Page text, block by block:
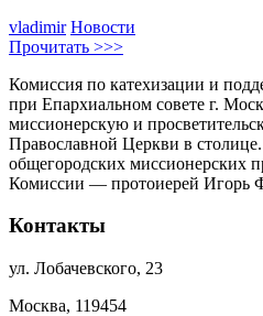
vladimir Новости
Прочитать >>>
Комиссия по катехизации и
при Епархиальном совете г.
миссионерскую и
Православной Церкви в
общегородских миссионерских
Комиссии — протоиерей Игорь
Контакты
ул. Лобачевского, 23
Москва, 119454